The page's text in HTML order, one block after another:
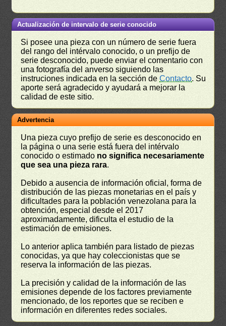
Actualización de intervalo de serie conocido
Si posee una pieza con un número de serie fuera
del rango del intérvalo conocido, o un prefijo de
serie desconocido, puede enviar el comentario con
una fotografía del anverso siguiendo las
instruciones indicada en la sección deContacto. Su
aporte será agradecido y ayudará a mejorar la
calidad de este sitio.
Advertencia
Una pieza cuyo prefijo de serie es desconocido en
la página o una serie está fuera del intérvalo
conocido o estimado no significa necesariamente
que sea una pieza rara.
Debido a ausencia de información oficial, forma de
distribución de las piezas monetarias en el país y
dificultades para la población venezolana para la
obtención, especial desde el 2017
aproximadamente, dificulta el estudio de la
estimación de emisiones.
Lo anterior aplica también para listado de piezas
conocidas, ya que hay coleccionistas que se
reserva la información de las piezas.
La precisión y calidad de la información de las
emisiones depende de los factores previamente
mencionado, de los reportes que se reciben e
información en diferentes redes sociales.